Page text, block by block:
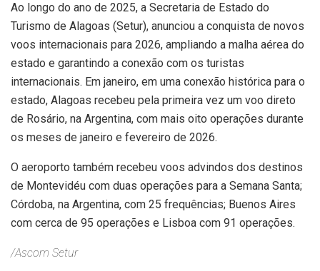
Ao longo do ano de 2025, a Secretaria de Estado do
Turismo de Alagoas (Setur), anunciou a conquista de novos
voos internacionais para 2026, ampliando a malha aérea do
estado e garantindo a conexão com os turistas
internacionais. Em janeiro, em uma conexão histórica para o
estado, Alagoas recebeu pela primeira vez um voo direto
de Rosário, na Argentina, com mais oito operações durante
os meses de janeiro e fevereiro de 2026.
O aeroporto também recebeu voos advindos dos destinos
de Montevidéu com duas operações para a Semana Santa;
Córdoba, na Argentina, com 25 frequências; Buenos Aires
com cerca de 95 operações e Lisboa com 91 operações.
/Ascom Setur